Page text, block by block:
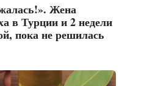
Жена
в Турции и 2 недели
пока не решилась